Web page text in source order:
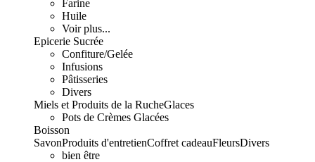
Farine
Huile
Voir plus...
Epicerie Sucrée
Confiture/Gelée
Infusions
Pâtisseries
Divers
Miels et Produits de la RucheGlaces
Pots de Crèmes Glacées
Boisson
SavonProduits d'entretienCoffret cadeauFleursDivers
bien être